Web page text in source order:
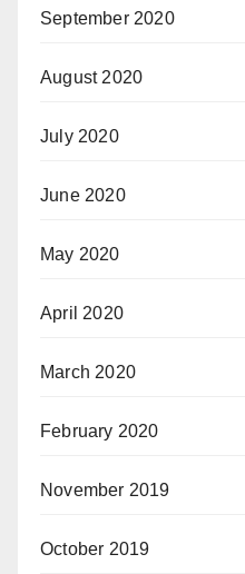
September 2020
August 2020
July 2020
June 2020
May 2020
April 2020
March 2020
February 2020
November 2019
October 2019